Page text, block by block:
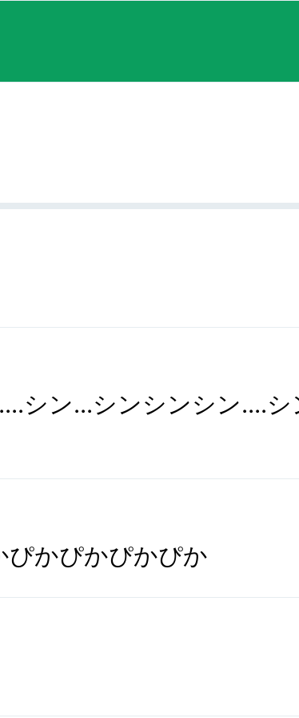
シン...シンシンシン....
かぴかぴかぴか